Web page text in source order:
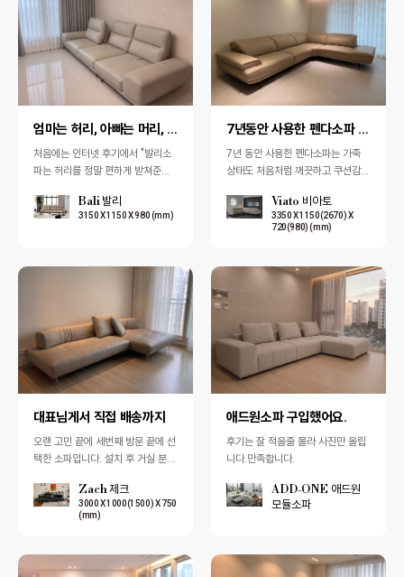
엄마는 허리, 아빠는 머리, 우리는 누워서 뒹굴수 있어…
처음에는 인터넷 후기에서 "발리소
파는 허리를 정말 편하게 받쳐준다"​
산 전시장에 직접 방문했습니다.직
접 앉아보…
Bali 발리
3150 X 1150 X 980 (mm)
7년동안 사용한 펜다소파 장인어른 집으로 보내고
7년 동안 사용한 펜다소파는 가죽
상태도 처음처럼 깨끗하고 쿠션감도
새것 같다"며 직접 사용하시겠다고
하셨습…
Viato 비아토
3350 X 1150(2670) X
720(980) (mm)
대표님게서 직접 배송까지
오랜 고민 끝에 세번째 방문 끝에 선
택한 소파입니다. 설치 후 거실 분위
바뀌어 매우 만족하고 있습니다.오
스틴 …
Zach 제크
3000 X 1000(1500) X 750
(mm)
애드원소파 구입했어요.
후기는 잘 적을줄 몰라 사진만 올립
니다.만족합니다.
ADD-ONE 애드원
모듈소파